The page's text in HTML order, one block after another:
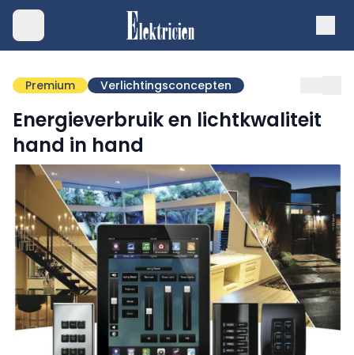
Premium Verlichtingsconcepten
Energieverbruik en lichtkwaliteit
hand in hand